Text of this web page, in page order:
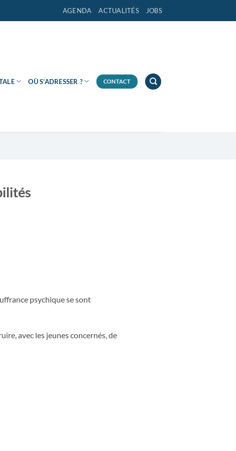
AGENDA ACTUALITÉS JOBS
OÙ S’ADRESSER ? CONTACT
psychique se sont
avec les jeunes concernés, de